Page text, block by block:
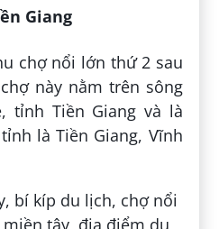
Giang
chợ nổi lớn thứ 2 sau
này nằm trên sông
tỉnh Tiền Giang và là
là Tiền Giang, Vĩnh